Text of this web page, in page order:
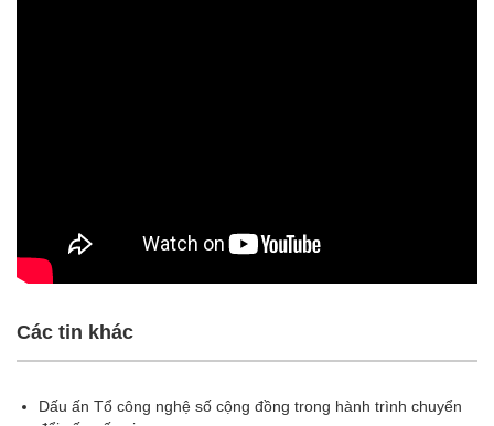
Các tin khác
Dấu ấn Tổ công nghệ số cộng đồng trong hành trình chuyển